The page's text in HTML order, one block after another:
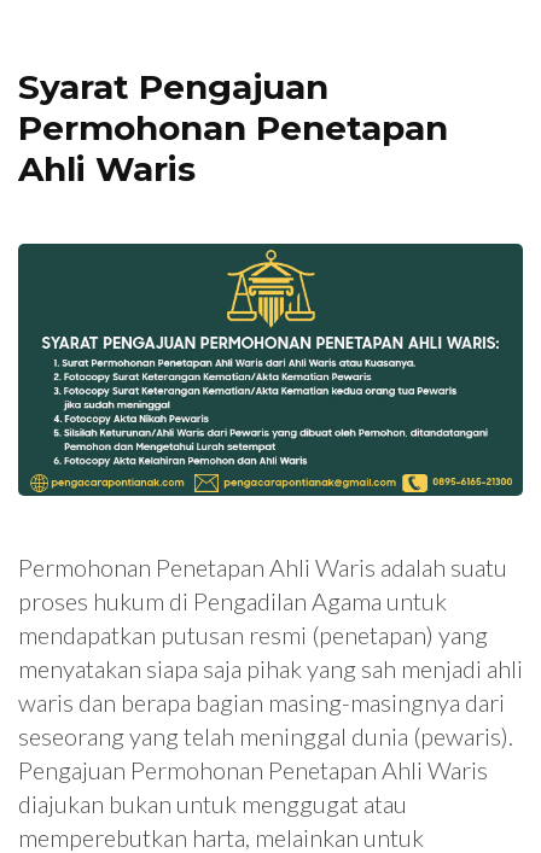
Syarat Pengajuan
Permohonan Penetapan
Ahli Waris
Permohonan Penetapan Ahli Waris adalah suatu
proses hukum di Pengadilan Agama untuk
mendapatkan putusan resmi (penetapan) yang
menyatakan siapa saja pihak yang sah menjadi ahli
waris dan berapa bagian masing-masingnya dari
seseorang yang telah meninggal dunia (pewaris).
Pengajuan Permohonan Penetapan Ahli Waris
diajukan bukan untuk menggugat atau
memperebutkan harta, melainkan untuk